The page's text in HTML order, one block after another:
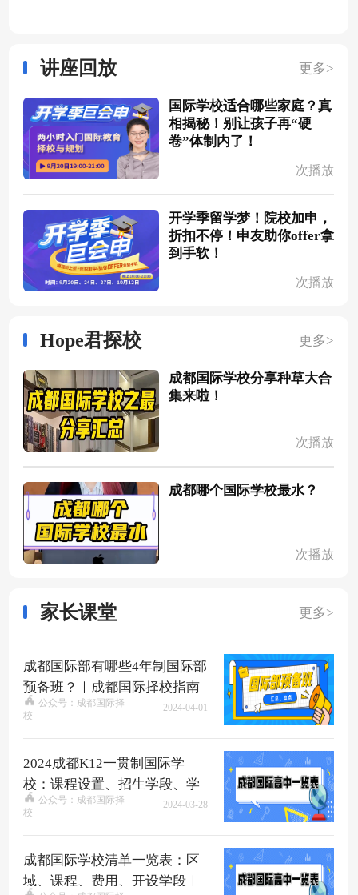
讲座回放 更多>
国际学校适合哪些家庭？真
相揭秘！别让孩子再“硬
卷”体制内了！
次播放
开学季留学梦！院校加申，
折扣不停！申友助你offer拿
到手软！
次播放
Hope君探校 更多>
成都国际学校分享种草大合
集来啦！
次播放
成都哪个国际学校最水？
次播放
家长课堂 更多>
成都国际部有哪些4年制国际部
预备班？｜成都国际择校指南
公众号：成都国际择
校
2024-04-01
2024成都K12一贯制国际学
校：课程设置、招生学段、学
费盘点、如何入读？
公众号：成都国际择
校
2024-03-28
成都国际学校清单一览表：区
域、课程、费用、开设学段｜